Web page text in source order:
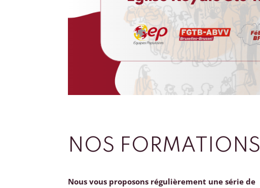
NOS FORMATIONS
Nous vous proposons régulièrement une série de